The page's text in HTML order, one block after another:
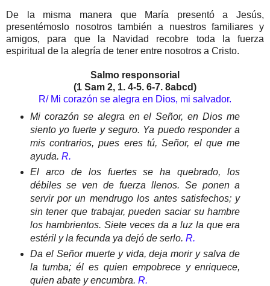
De la misma manera que María presentó a Jesús,
presentémoslo nosotros también a nuestros familiares y
amigos, para que la Navidad recobre toda la fuerza
espiritual de la alegría de tener entre nosotros a Cristo.
Salmo responsorial
(1 Sam 2, 1. 4-5. 6-7. 8abcd)
R/ Mi corazón se alegra en Dios, mi salvador.
Mi corazón se alegra en el Señor, en Dios me
siento yo fuerte y seguro. Ya puedo responder a
mis contrarios, pues eres tú, Señor, el que me
ayuda. R.
El arco de los fuertes se ha quebrado, los
débiles se ven de fuerza llenos. Se ponen a
servir por un mendrugo los antes satisfechos; y
sin tener que trabajar, pueden saciar su hambre
los hambrientos. Siete veces da a luz la que era
estéril y la fecunda ya dejó de serlo. R.
Da el Señor muerte y vida, deja morir y salva de
la tumba; él es quien empobrece y enriquece,
quien abate y encumbra. R.